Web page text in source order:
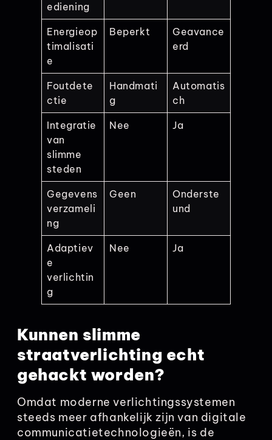
ediening
Energieop
timalisati
e
Beperkt
Geavance
erd
Foutdete
ctie
Handmati
g
Automatis
ch
Integratie
van
slimme
steden
Nee Ja
Gegevens
verzameli
ng
Geen
Onderste
und
Adaptiev
e
verlichtin
g
Nee Ja
Kunnen slimme
straatverlichting echt
gehackt worden?
Omdat moderne verlichtingssystemen
steeds meer afhankelijk zijn van digitale
communicatietechnologieën, is de